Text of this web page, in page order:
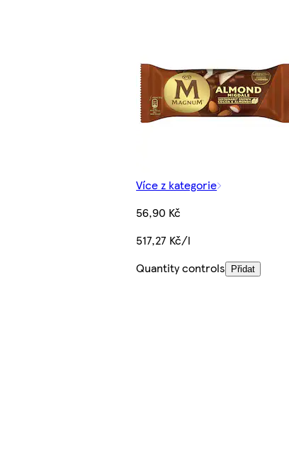
Více z kategorie
56,90 Kč
517,27 Kč/l
Quantity controls Přidat